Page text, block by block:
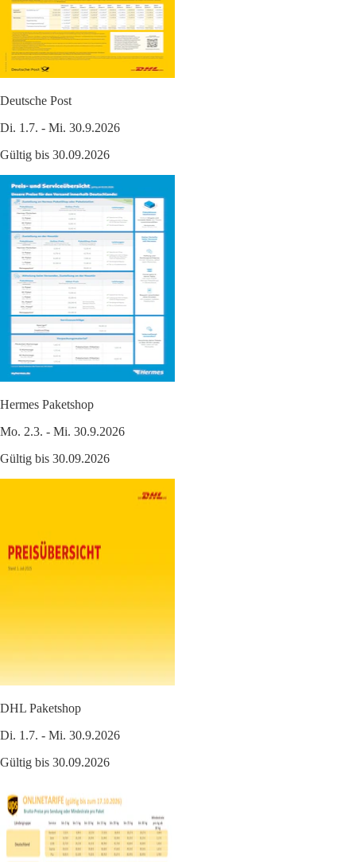
Deutsche Post
Di. 1.7. - Mi. 30.9.2026
Gültig bis 30.09.2026
Hermes Paketshop
Mo. 2.3. - Mi. 30.9.2026
Gültig bis 30.09.2026
DHL Paketshop
Di. 1.7. - Mi. 30.9.2026
Gültig bis 30.09.2026